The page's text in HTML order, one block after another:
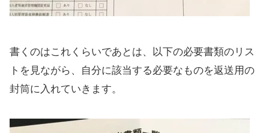
書くのはこれくらいであとは、以下の必要書類のリス
トを見ながら、自分に該当する必要なものを返送用の
封筒に入れていきます。